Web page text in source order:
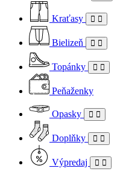
Kraťasy
Bielizeň
Topánky
Peňaženky
Opasky
Doplňky
Výpredaj